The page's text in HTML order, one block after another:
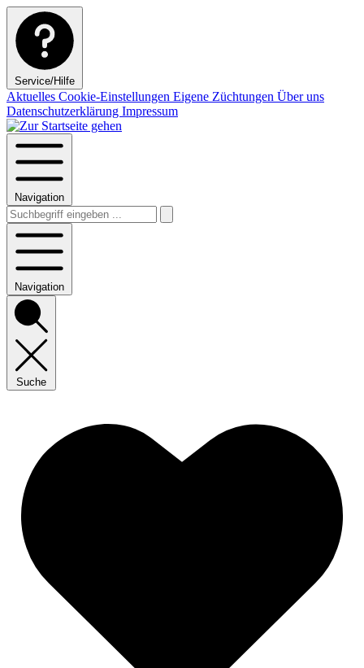
Service/Hilfe
Aktuelles Cookie-Einstellungen Eigene Züchtungen Über uns
Datenschutzerklärung Impressum
Navigation
Navigation
Suche